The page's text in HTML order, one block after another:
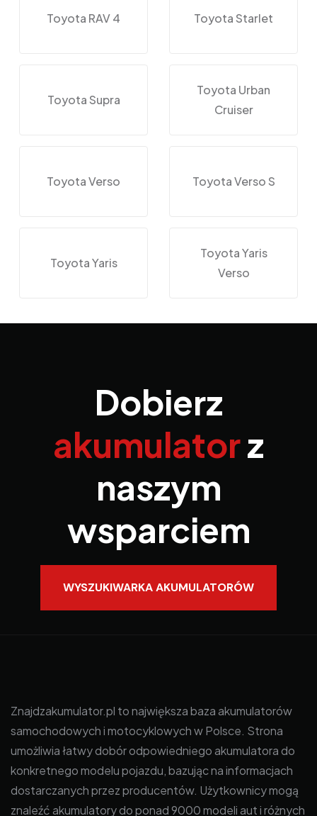
Toyota RAV 4 Toyota Starlet
Toyota Supra
Toyota Urban
Cruiser
Toyota Verso Toyota Verso S
Toyota Yaris
Toyota Yaris
Verso
Dobierz
akumulatorz
naszym
wsparciem
WYSZUKIWARKA AKUMULATORÓW
Znajdzakumulator.pl to największa baza akumulatorów
samochodowych i motocyklowych w Polsce. Strona
umożliwia łatwy dobór odpowiedniego akumulatora do
konkretnego modelu pojazdu, bazując na informacjach
dostarczanych przez producentów. Użytkownicy mogą
znaleźć akumulatory do ponad 9000 modeli aut i różnych